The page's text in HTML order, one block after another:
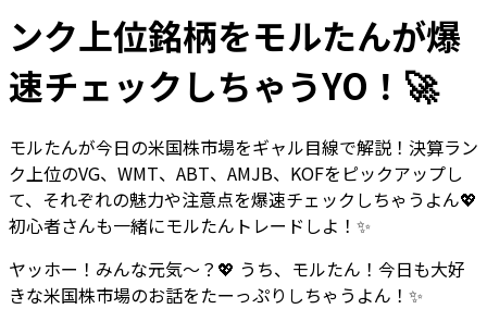
ンク上位銘柄をモルたんが爆
速チェックしちゃうYO！🚀
モルたんが今日の米国株市場をギャル目線で解説！決算ラン
ク上位のVG、WMT、ABT、AMJB、KOFをピックアップし
て、それぞれの魅力や注意点を爆速チェックしちゃうよん💖
初心者さんも一緒にモルたんトレードしよ！✨
ヤッホー！みんな元気〜？💖 うち、モルたん！今日も大好
きな米国株市場のお話をたーっぷりしちゃうよん！✨